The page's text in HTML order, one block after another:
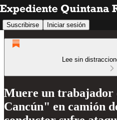
Suscribirse Iniciar sesión
Lee sin
Muere un
Cancún" en camión